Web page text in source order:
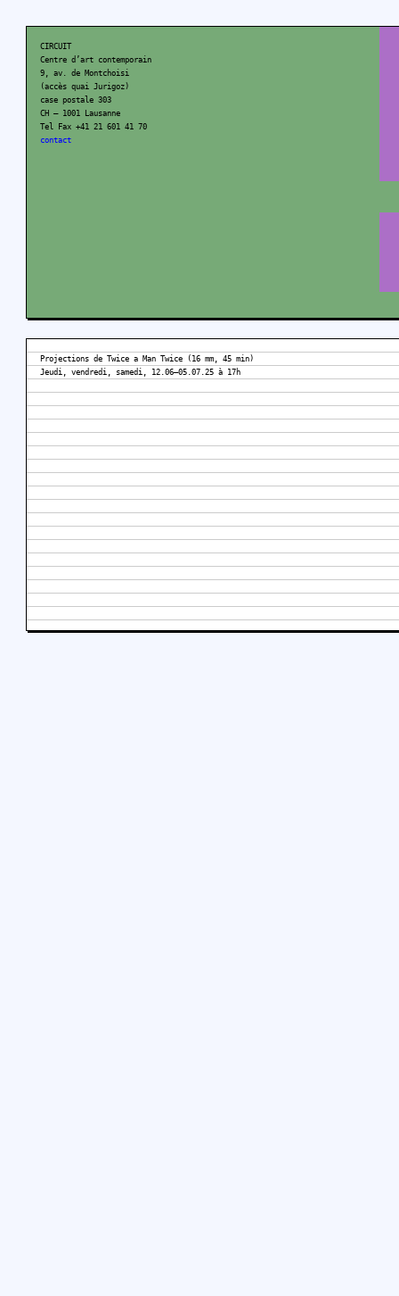
CIRCUIT
Centre d’art contemporain
9, av. de Montchoisi
(accès quai Jurigoz)
case postale 303
CH – 1001 Lausanne
Tel Fax +41 21 601 41 70
contact
Projections de Twice a Man Twice (16 mm, 45 min)
Jeudi, vendredi, samedi, 12.06–05.07.25 à 17h